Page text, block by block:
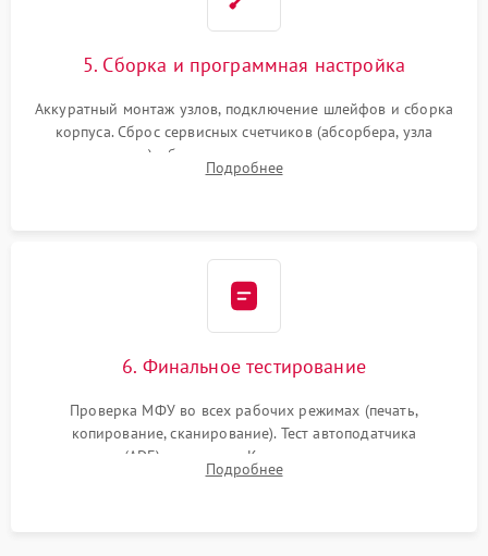
5. Сборка и программная настройка
Аккуратный монтаж узлов, подключение шлейфов и сборка
корпуса. Сброс сервисных счетчиков (абсорбера, узла
закрепления), обновление прошивки и программная
калибровка цветопередачи и позиционирования сканера.
Подробнее
6. Финальное тестирование
Проверка МФУ во всех рабочих режимах (печать,
копирование, сканирование). Тест автоподатчика
документов (ADF) и дуплекса. Контроль качества отпечатка
на отсутствие серого фона, полос и надежность запекания
Подробнее